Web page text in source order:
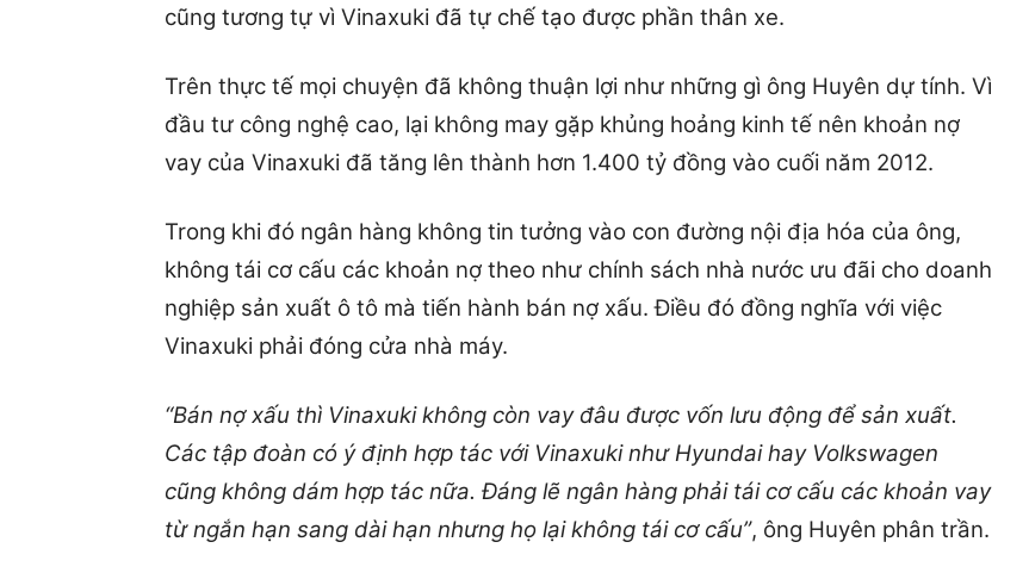
cũng tương tự vì Vinaxuki đã tự chế tạo được phần thân xe.
Trên thực tế mọi chuyện đã không thuận lợi như những gì ông Huyên dự tính. Vì
đầu tư công nghệ cao, lại không may gặp khủng hoảng kinh tế nên khoản nợ
vay của Vinaxuki đã tăng lên thành hơn 1.400 tỷ đồng vào cuối năm 2012.
Trong khi đó ngân hàng không tin tưởng vào con đường nội địa hóa của ông,
không tái cơ cấu các khoản nợ theo như chính sách nhà nước ưu đãi cho doanh
nghiệp sản xuất ô tô mà tiến hành bán nợ xấu. Điều đó đồng nghĩa với việc
Vinaxuki phải đóng cửa nhà máy.
“Bán nợ xấu thì Vinaxuki không còn vay đâu được vốn lưu động để sản xuất.
Các tập đoàn có ý định hợp tác với Vinaxuki như Hyundai hay Volkswagen
cũng không dám hợp tác nữa. Đáng lẽ ngân hàng phải tái cơ cấu các khoản vay
từ ngắn hạn sang dài hạn nhưng họ lại không tái cơ cấu”, ông Huyên phân trần.